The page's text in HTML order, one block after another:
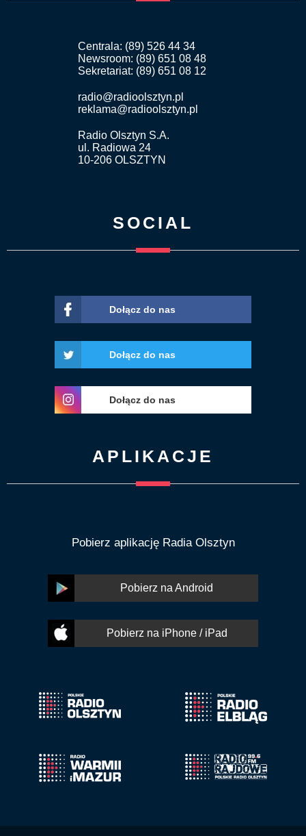
Centrala: (89) 526 44 34
Newsroom: (89) 651 08 48
Sekretariat: (89) 651 08 12
radio@radioolsztyn.pl
reklama@radioolsztyn.pl
Radio Olsztyn S.A.
ul. Radiowa 24
10-206 OLSZTYN
SOCIAL
Dołącz do nas
Dołącz do nas
Dołącz do nas
APLIKACJE
Pobierz aplikację Radia Olsztyn
Pobierz na Android
Pobierz na iPhone / iPad